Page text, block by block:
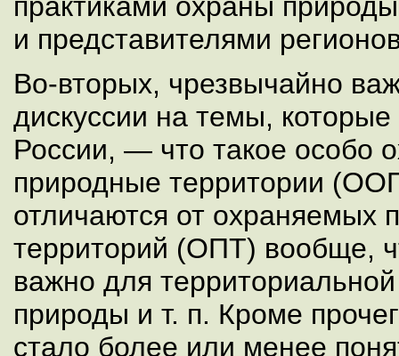
и представителями
Во-вторых, чрезвычайно
дискуссии на темы,
России, — что такое особо
природные территории
отличаются от охраняемых
территорий (ОПТ) вообще,
важно для
природы и т. п. Кроме
стало более или менее